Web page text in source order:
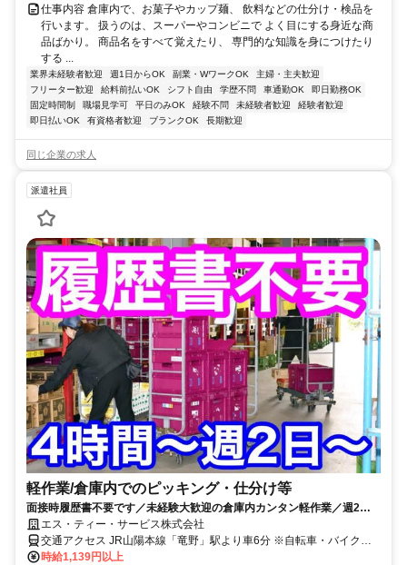
仕事内容 倉庫内で、お菓子やカップ麺、 飲料などの仕分け・検品を
行います。 扱うのは、スーパーやコンビニで よく目にする身近な商
品ばかり。 商品名をすべて覚えたり、 専門的な知識を身につけたり
する ...
業界未経験者歓迎 週1日からOK 副業・WワークOK
主婦・主夫歓迎
フリーター歓迎
給料前払いOK シフト自由 学歴不問 車通勤OK
即日勤務OK
固定時間制
職場見学可 平日のみOK 経験不問 未経験者歓迎
経験者歓迎
即日払いOK
有資格者歓迎 ブランクOK 長期歓迎
同じ企業の求人
派遣社員
軽作業/倉庫内でのピッキング・仕分け等
面接時履歴書不要です／未経験大歓迎の倉庫内カンタン軽作業／週2日
以上の勤務で相談に応じます／車通勤可
エス・ティー・サービス株式会社
交通アクセス JR山陽本線「竜野」駅より車6分 ※自転車・バイク・
マイカー通勤可
時給1,139円以上